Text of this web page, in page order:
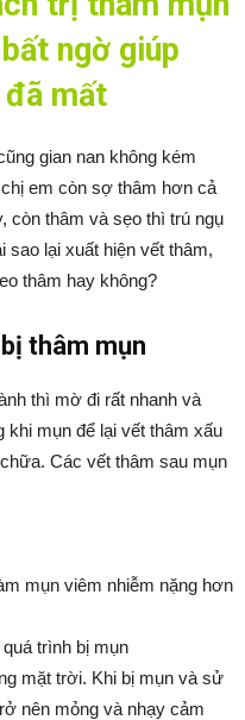
ngờ giúp
đã mất
gian nan không kém
em còn sợ thâm hơn cả
còn thâm và sẹo thì trú ngụ
sao lại xuất hiện vết thâm,
thâm hay không?
thâm mụn
thì mờ đi rất nhanh và
khi mụn để lại vết thâm xấu
Các vết thâm sau mụn
mụn viêm nhiễm nặng hơn
trình bị mụn
mặt trời. Khi bị mụn và sử
nên mỏng và nhạy cảm